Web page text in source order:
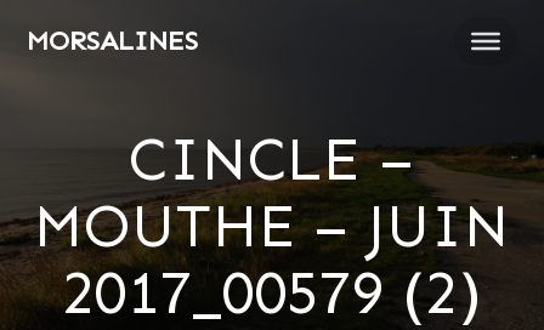
MORSALINES
CINCLE –
MOUTHE – JUIN
2017_00579 (2)